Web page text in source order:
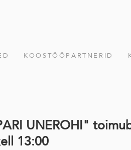
KOOSTÖÖPARTNERID
UNEROHI"
13:00